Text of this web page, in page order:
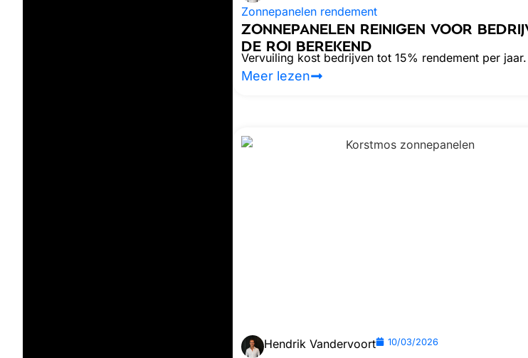
Zonnepanelen rendement
ZONNEPANELEN REINIGEN VOOR
DE ROI BEREKEND
Vervuiling kost bedrijven tot 15% rendement per
Meer lezen
Hendrik Vandervoort 10/03/2026